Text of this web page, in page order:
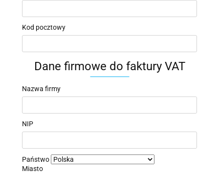
Kod pocztowy
Dane firmowe do faktury VAT
Nazwa firmy
NIP
Państwo
Miasto